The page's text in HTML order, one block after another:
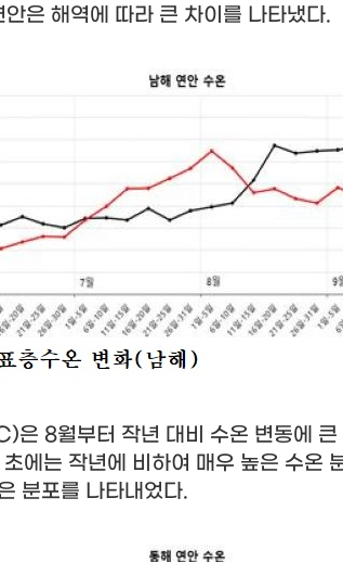
안은 해역에 따라 큰 차이를 나타냈다.
)은 8월부터 작년 대비 수온 변동에
초에는 작년에 비하여 매우 높은 수온
분포를 나타내었다.